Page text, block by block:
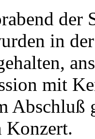
der
in
mit
Abschluß
Konzert.